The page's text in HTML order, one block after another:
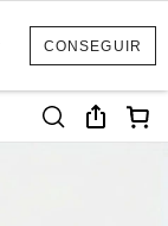
CONSEGUIR